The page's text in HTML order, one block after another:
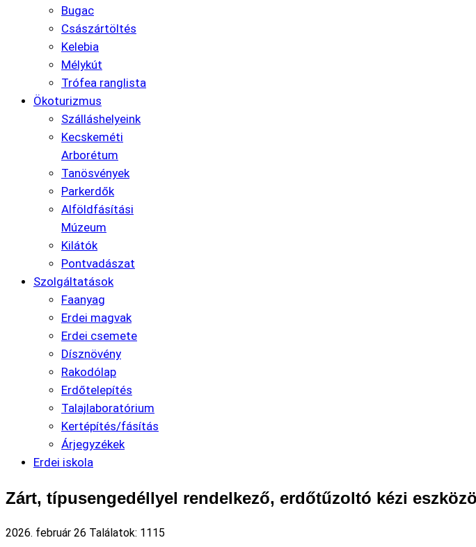
Bugac
Császártöltés
Kelebia
Mélykút
Trófea ranglista
Ökoturizmus
Szálláshelyeink
Kecskeméti
Arborétum
Tanösvények
Parkerdők
Alföldfásítási
Múzeum
Kilátók
Pontvadászat
Szolgáltatások
Faanyag
Erdei magvak
Erdei csemete
Dísznövény
Rakodólap
Erdőtelepítés
Talajlaboratórium
Kertépítés/fásítás
Árjegyzékek
Erdei iskola
Zárt, típusengedéllyel rendelkező, erdőtűzoltó kézi
2026. február 26 Találatok: 1115